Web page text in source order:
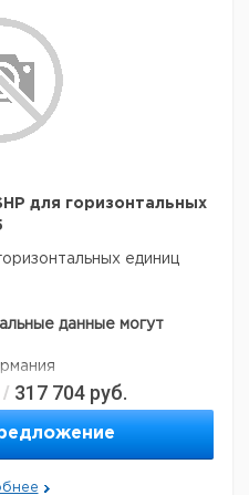
для горизонтальных
единиц
данные могут
/ 317 704 руб.